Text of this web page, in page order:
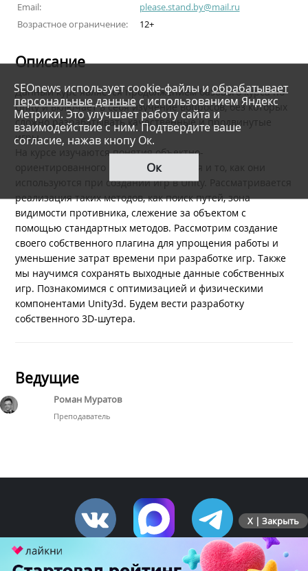
Email:
please.stand.by@mail.ru
Возрастное ограничение:
12+
Описание
Данный курс является продолжением базового курса по
Unity и включает в себя изучение вопросов, без которых
сложно разрабатывать качественные и продвинутые
игры.
На курсе изучаются понятия объектно-
ориентированного программирования и то, как они
используются при создании игр в Unity. Рассматривается
реализация таких методов, как поиск путей, зона
видимости противника, слежение за объектом с
помощью стандартных методов. Рассмотрим создание
своего собственного плагина для упрощения работы и
уменьшение затрат времени при разработке игр. Также
мы научимся сохранять выходные данные собственных
игр. Познакомимся с оптимизацией и физическими
компонентами Unity3d. Будем вести разработку
собственного 3D-шутера.
Ведущие
Роман Муратов
Преподаватель
X | Закрыть
SEOnews использует cookie-файлы и обрабатывает
персональные данныес использованием Яндекс
Метрики. Это улучшает работу сайта и
взаимодействие с ним. Подтвердите ваше
согласие, нажав кнопу Ок.
Ок
ПЕРЕЙТИ НА ПОЛНУЮ ВЕРСИЮ